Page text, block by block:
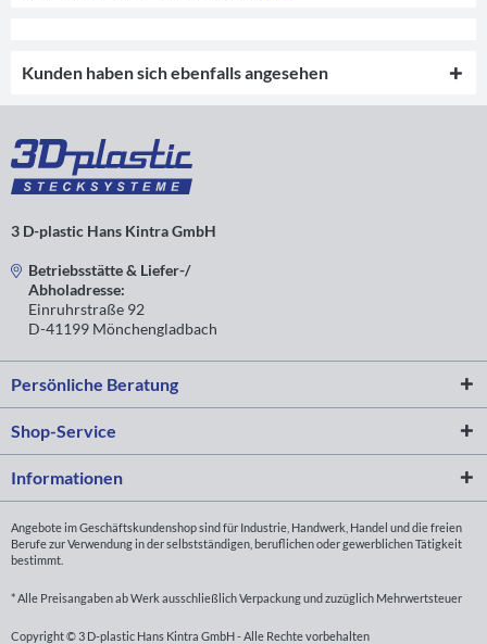
Kunden haben sich ebenfalls angesehen
3 D-plastic Hans Kintra GmbH
Betriebsstätte & Liefer-/
Abholadresse:
Einruhrstraße 92
D-41199 Mönchengladbach
Persönliche Beratung
Shop-Service
Informationen
Angebote im Geschäftskundenshop sind für Industrie, Handwerk, Handel und die freien
Berufe zur Verwendung in der selbstständigen, beruflichen oder gewerblichen Tätigkeit
bestimmt.
* Alle Preisangaben ab Werk ausschließlich Verpackung und zuzüglich Mehrwertsteuer
Copyright © 3 D-plastic Hans Kintra GmbH - Alle Rechte vorbehalten